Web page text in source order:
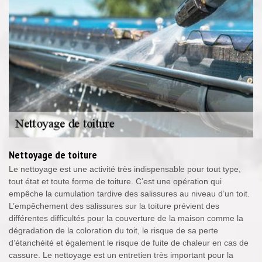
Nettoyage de toiture
Le nettoyage est une activité très indispensable pour tout type,
tout état et toute forme de toiture. C’est une opération qui
empêche la cumulation tardive des salissures au niveau d’un toit.
L’empêchement des salissures sur la toiture prévient des
différentes difficultés pour la couverture de la maison comme la
dégradation de la coloration du toit, le risque de sa perte
d’étanchéité et également le risque de fuite de chaleur en cas de
cassure. Le nettoyage est un entretien très important pour la